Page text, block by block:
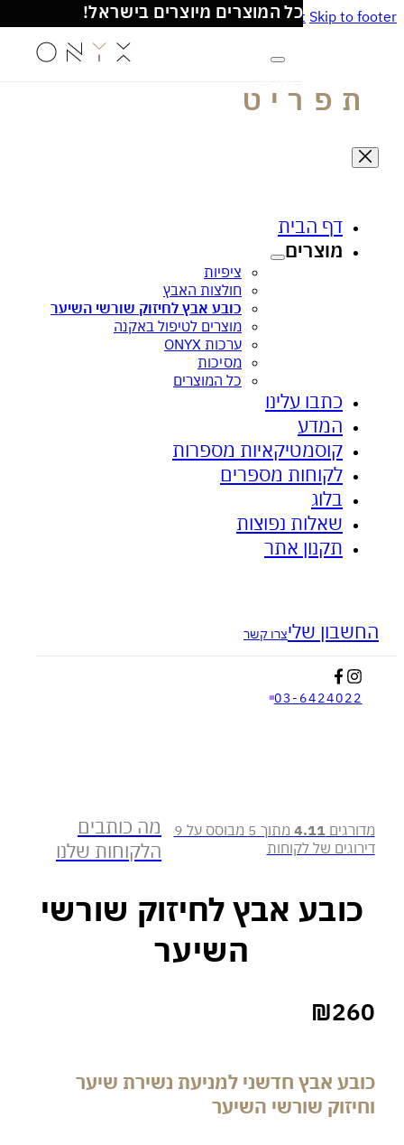
Skip to main content Skip כל המוצרים מיוצרים בישראל!
משלוחים עד הבית- מעל 100₪ חינם
ניתן לרכוש את מוצרינו גם באתר האונליין של
ציפית הקסם לעור זוהר ובריא
ציפית האבץ - לאקנה ובעיות עור
דף הבית
מוצרים
ציפיות
חולצות האבץ
כובע אבץ לחיזוק שורשי השיער
מוצרים לטיפול באקנה
ערכות ONYX
מסיכות
כל המוצרים
כתבו עלינו
המדע
קוסמטיקאיות מספרות
לקוחות מספרים
שאלות נפוצות
תקנון אתר
שליצרו קשר
03-
4.11מתוך 5 מבוסס על
9
של לקוחות
מה כותבים
הלקוחות שלנו
אבץ לחיזוק שורשי
השיער
₪
אבץ חדשני למניעת נשירת שיער
שורשי השיער